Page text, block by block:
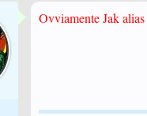
Ovviamente Jak